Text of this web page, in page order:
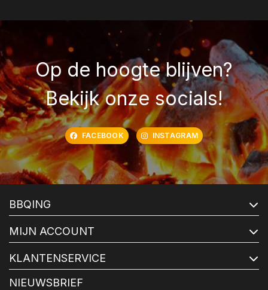
Op de hoogte blijven?
Bekijk onze socials!
FACEBOOK INSTAGRAM
BBQING
MIJN ACCOUNT
KLANTENSERVICE
NIEUWSBRIEF